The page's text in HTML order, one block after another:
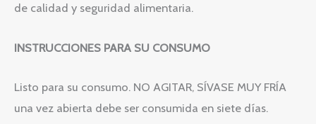
de calidad y seguridad alimentaria.
INSTRUCCIONES PARA SU CONSUMO
Listo para su consumo. NO AGITAR, SÍVASE MUY FRÍA
una vez abierta debe ser consumida en siete días.